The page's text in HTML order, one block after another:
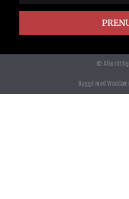
© Alla
Byggd med